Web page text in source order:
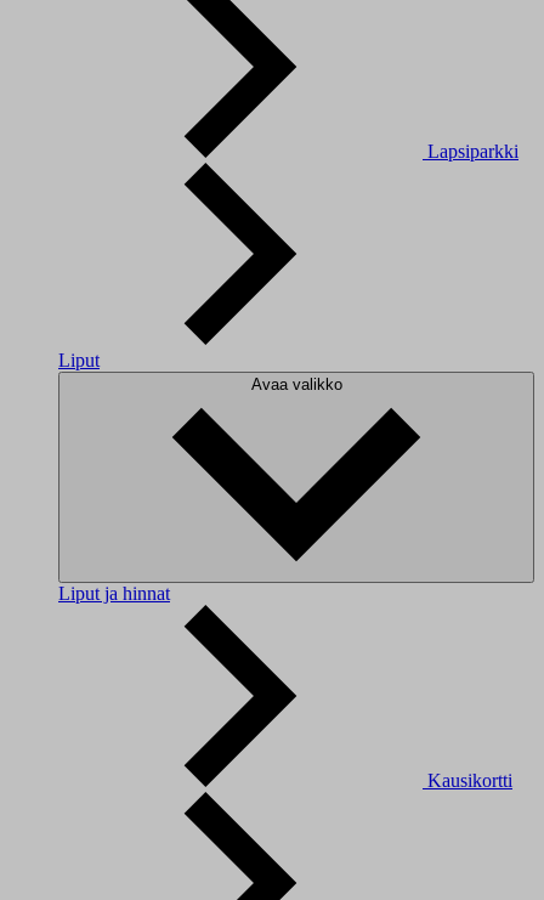
Lapsiparkki
Liput
Avaa valikko
Liput ja hinnat
Kausikortti